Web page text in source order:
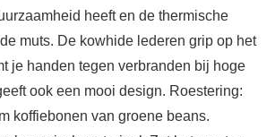
heeft en de thermische
muts. De kowhide lederen grip op het
je handen tegen verbranden bij hoge
ook een mooi design. Roestering:
koffiebonen van groene beans.